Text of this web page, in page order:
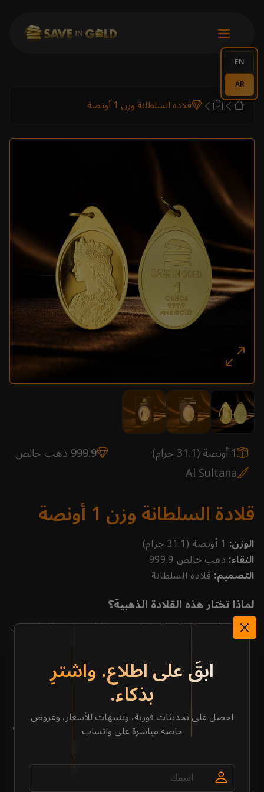
قلادة السلطانة وزن 1 أونصة
1 أونصة (31.1 جرام)
999.9 ذهب خالص
Al Sultana
قلادة السلطانة وزن 1 أونصة
الوزن:
النقاء: ذهب خالص 999.9
التصميم: قلادة السلطانة
لماذا تختار هذه القلادة الذهبية؟
خيار ذو قيمة: مثالي للمشترين الباحثين عن التوازن بين
تنويع المحفظة: عزّز محفظتك من الذهب بأصل
ملموس عالي النقاء
تسعير تنافسي في السوق: استمتع بتسعير عادل
متوافق مع الاتجاهات الحالية للسوق.
صنعة موثوقة: مصنّعة وفق معايير جودة صارمة لضمان
الأصالة والنقاء.
قيمة طويلة الأمد: أصل قوي يحتفظ بقيمته ويوفر راحة
البال
EN
AR
ابقَ على اطلاع. واشترِ
بذكاء.
احصل على تحديثات فورية، وتنبيهات للأسعار، وعروض
خاصة مباشرة على واتساب